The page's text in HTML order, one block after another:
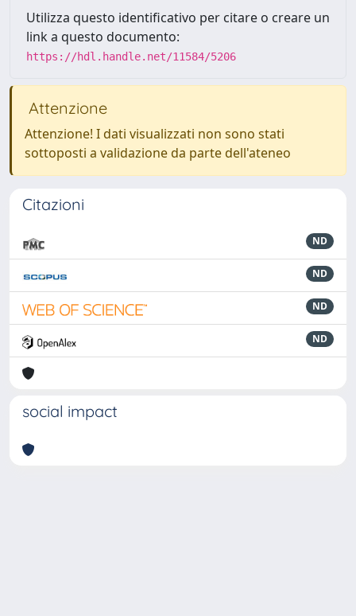
Utilizza questo identificativo per citare o creare un
link a questo documento:
https://hdl.handle.net/11584/5206
Attenzione
Attenzione! I dati visualizzati non sono stati
sottoposti a validazione da parte dell'ateneo
Citazioni
ND
ND
ND
ND
social impact